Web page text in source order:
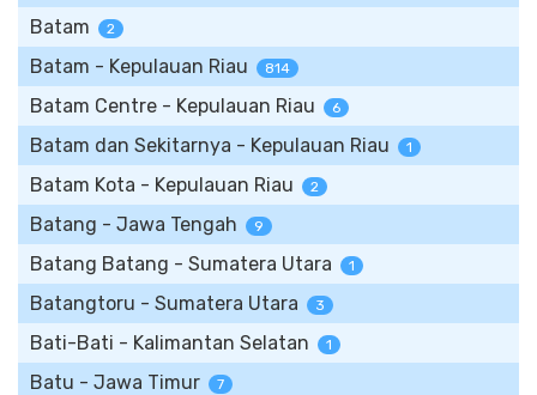
Batam 2
Batam - Kepulauan Riau 814
Batam Centre - Kepulauan Riau 6
Batam dan Sekitarnya - Kepulauan Riau 1
Batam Kota - Kepulauan Riau 2
Batang - Jawa Tengah 9
Batang Batang - Sumatera Utara 1
Batangtoru - Sumatera Utara 3
Bati-Bati - Kalimantan Selatan 1
Batu - Jawa Timur 7